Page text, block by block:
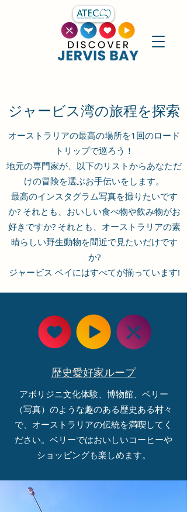
ジャービス湾の旅程を探索
オーストラリアの最高の場所を1回のロード
トリップで巡ろう！
地元の専門家が、以下のリストからあなただ
けの冒険を選ぶお手伝いをします。
最高のインスタグラム写真を撮りたいです
か? それとも、おいしい食べ物や飲み物がお
好きですか? それとも、オーストラリアの素
晴らしい野生動物を間近で見たいだけです
か?
ジャービス ベイにはすべてが揃っています!
歴史愛好家ループ
アボリジニ文化体験、博物館、ベリー
（写真）のような趣のある歴史ある村々
で、オーストラリアの伝統を満喫してく
ださい。ベリーではおいしいコーヒーや
ショッピングも楽しめます。